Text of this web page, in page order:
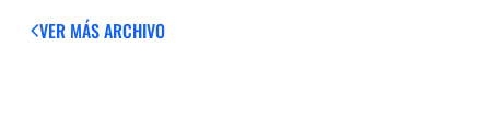
VER MÁSARCHIVO